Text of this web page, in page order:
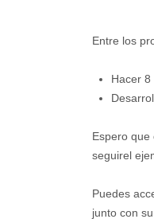
Entre los
Hacer
Espero
seguirel
Puedes
junto con